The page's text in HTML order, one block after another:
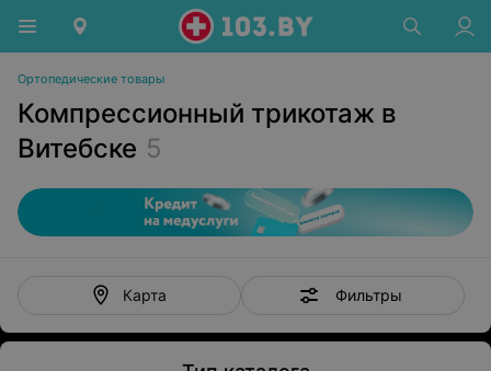
Ортопедические товары
Компрессионный трикотаж в
Витебске 5
Карта Фильтры